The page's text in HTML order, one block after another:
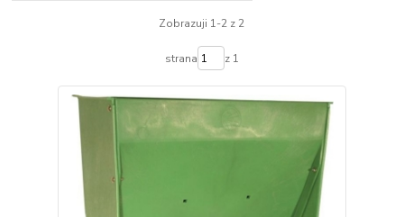
Zobrazuji 1-2 z 2
strana z 1